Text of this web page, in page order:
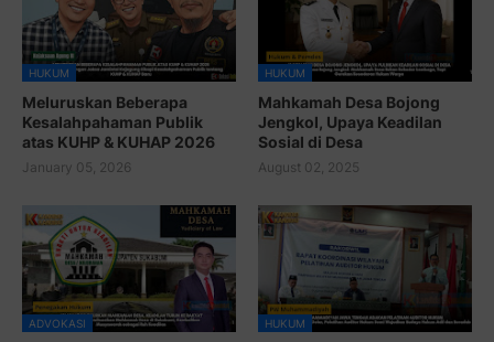
HUKUM
Meluruskan Beberapa
Kesalahpahaman Publik
atas KUHP & KUHAP 2026
January 05, 2026
HUKUM
Mahkamah Desa Bojong
Jengkol, Upaya Keadilan
Sosial di Desa
August 02, 2025
ADVOKASI HUKUM